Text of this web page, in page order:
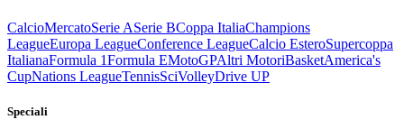
CalcioMercatoSerie ASerie BCoppa ItaliaChampions
LeagueEuropa LeagueConference LeagueCalcio EsteroSupercoppa
ItalianaFormula 1Formula EMotoGPAltri MotoriBasketAmerica's
CupNations LeagueTennisSciVolleyDrive UP
Speciali